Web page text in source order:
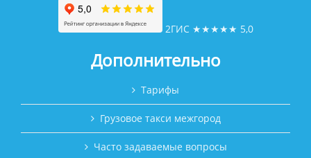
2ГИС ★★★★★ 5,0
Дополнительно
Тарифы
Грузовое такси межгород
Часто задаваемые вопросы